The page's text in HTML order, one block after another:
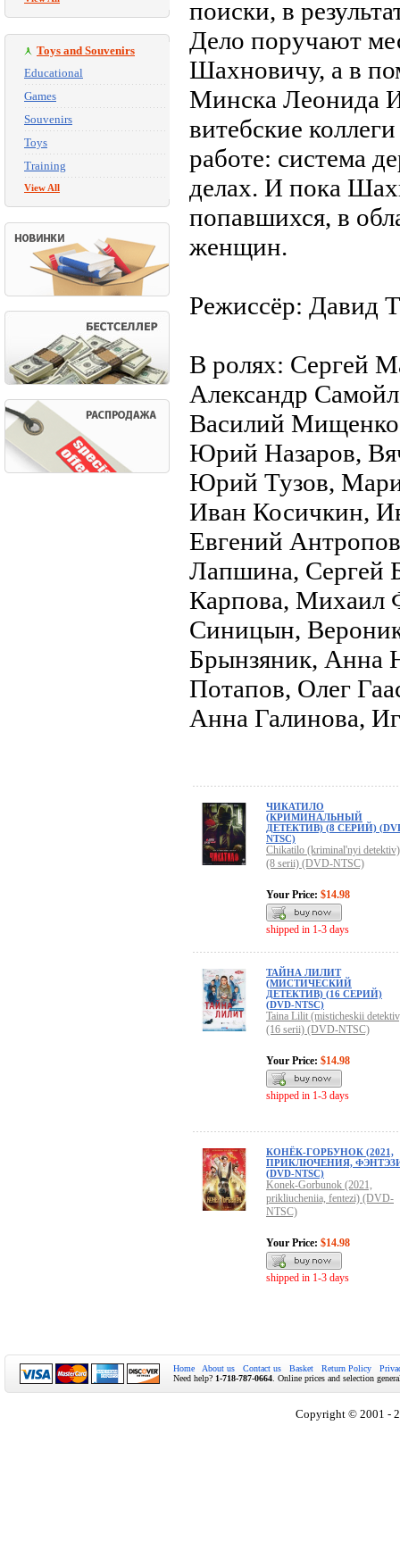
Toys and Souvenirs
Educational
Games
Souvenirs
Toys
Training
View All
поиски, в
Дело поручают
Шахновичу, а в
Минска Леонида
витебские
работе: система
делах. И пока
попавшихся, в
женщин.
Режиссёр: Давид
В ролях: Сергей
Александр
Василий Мищенко,
Юрий Назаров,
Юрий Тузов,
Иван Косичкин,
Евгений
Лапшина, Сергей
Карпова, Михаил
Синицын,
Брынзяник, Анна
Потапов, Олег
Анна Галинова,
ЧИКАТИЛО
(КРИМИНАЛЬНЫЙ
ДЕТЕКТИВ) (8 СЕРИЙ)
NTSC)
Chikatilo (kriminal'nyi detektiv)
(8 serii) (DVD-NTSC)
Your Price: $14.98
shipped in 1-3 days
ТАЙНА ЛИЛИТ
(МИСТИЧЕСКИЙ
ДЕТЕКТИВ) (16 СЕРИЙ)
(DVD-NTSC)
Taina Lilit (misticheskii
(16 serii) (DVD-NTSC)
Your Price: $14.98
shipped in 1-3 days
КОНЁК-ГОРБУНОК (2021,
ПРИКЛЮЧЕНИЯ,
(DVD-NTSC)
Konek-Gorbunok (2021,
prikliucheniia, fentezi) (DVD-
NTSC)
Your Price: $14.98
shipped in 1-3 days
Home About us Contact us Basket Return Policy
Need help? 1-718-787-0664 . Online prices and selection
Copyright © 2001 -